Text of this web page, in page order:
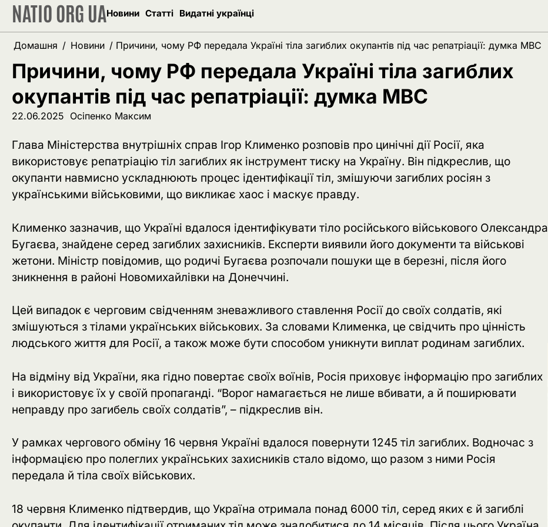
Перейти
вмісту
NATIO ORG UAНовини Статті Видатні українці
Домашня Новини Причини, чому РФ передала Україні тіла загиблих окупантів під час репатріації: думка МВС
Причини, чому РФ передала Україні тіла загиблих
окупантів під час репатріації: думка МВС
22.06.2025 Осіпенко Максим
Глава Міністерства внутрішніх справ Ігор Клименко розповів про цинічні дії Росії, яка
використовує репатріацію тіл загиблих як інструмент тиску на Україну. Він підкреслив, що
окупанти навмисно ускладнюють процес ідентифікації тіл, змішуючи загиблих росіян з
українськими військовими, що викликає хаос і маскує правду.
Клименко зазначив, що Україні вдалося ідентифікувати тіло російського військового Олександра
Бугаєва, знайдене серед загиблих захисників. Експерти виявили його документи та військові
жетони. Міністр повідомив, що родичі Бугаєва розпочали пошуки ще в березні, після його
зникнення в районі Новомихайлівки на Донеччині.
Цей випадок є черговим свідченням зневажливого ставлення Росії до своїх солдатів, які
змішуються з тілами українських військових. За словами Клименка, це свідчить про цінність
людського життя для Росії, а також може бути способом уникнути виплат родинам загиблих.
На відміну від України, яка гідно повертає своїх воїнів, Росія приховує інформацію про загиблих
і використовує їх у своїй пропаганді. “Ворог намагається не лише вбивати, а й поширювати
неправду про загибель своїх солдатів”, – підкреслив він.
У рамках чергового обміну 16 червня Україні вдалося повернути 1245 тіл загиблих. Водночас з
інформацією про полеглих українських захисників стало відомо, що разом з ними Росія
передала й тіла своїх військових.
18 червня Клименко підтвердив, що Україна отримала понад 6000 тіл, серед яких є й загиблі